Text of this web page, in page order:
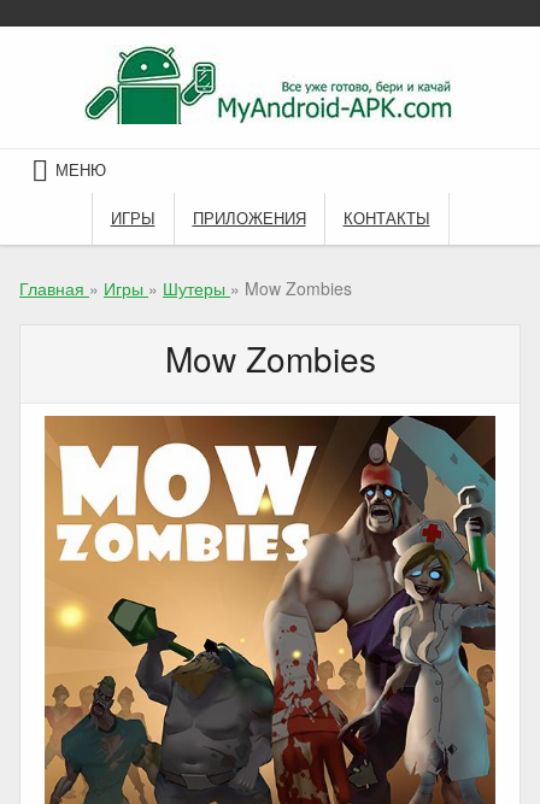
to
МЕНЮ
ИГРЫ ПРИЛОЖЕНИЯ КОНТАКТЫ
Главная » Игры » Шутеры » Mow Zombies
Mow Zombies